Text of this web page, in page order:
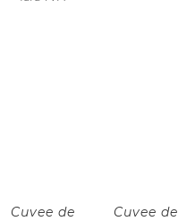
Cuvee de
Cuvee de